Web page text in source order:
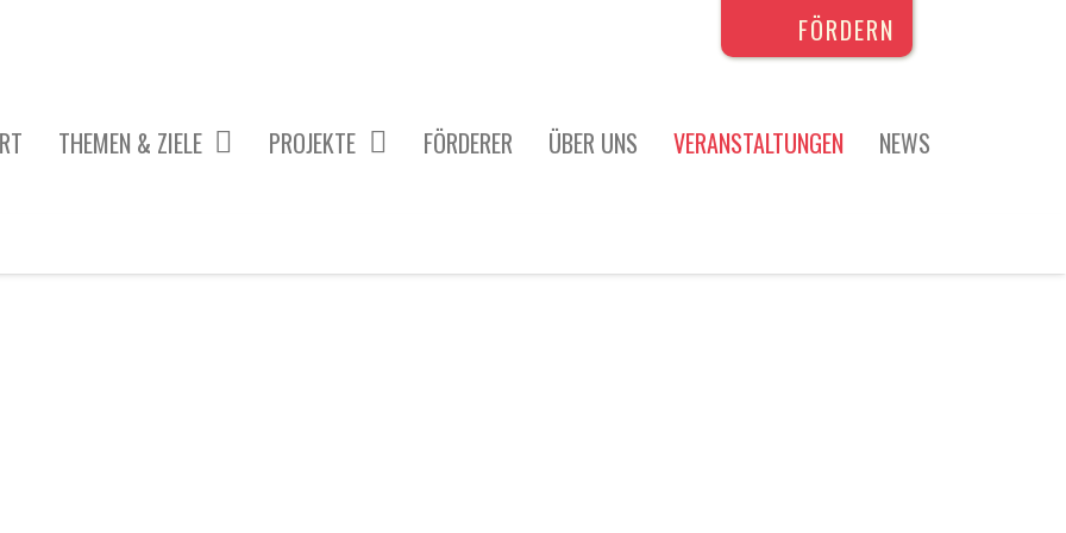
THEMEN & ZIELE PROJEKTE FÖRDERER ÜBER UNS VERANSTALTUNGEN NEWS
FÖRDERN